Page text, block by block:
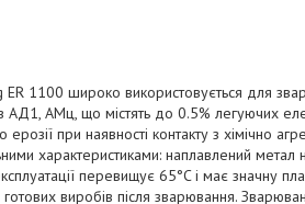
ER 1100 широко використовується для
АД1, АМц, що містять до 0.5% легуючих
ерозії при наявності контакту з
характеристиками: наплавлений метал
перевищує 65°C і має значну
виробів після зварювання.